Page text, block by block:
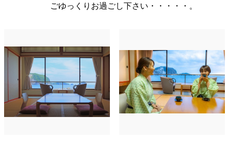
ごゆっくりお過ごし下さい・・・・・。